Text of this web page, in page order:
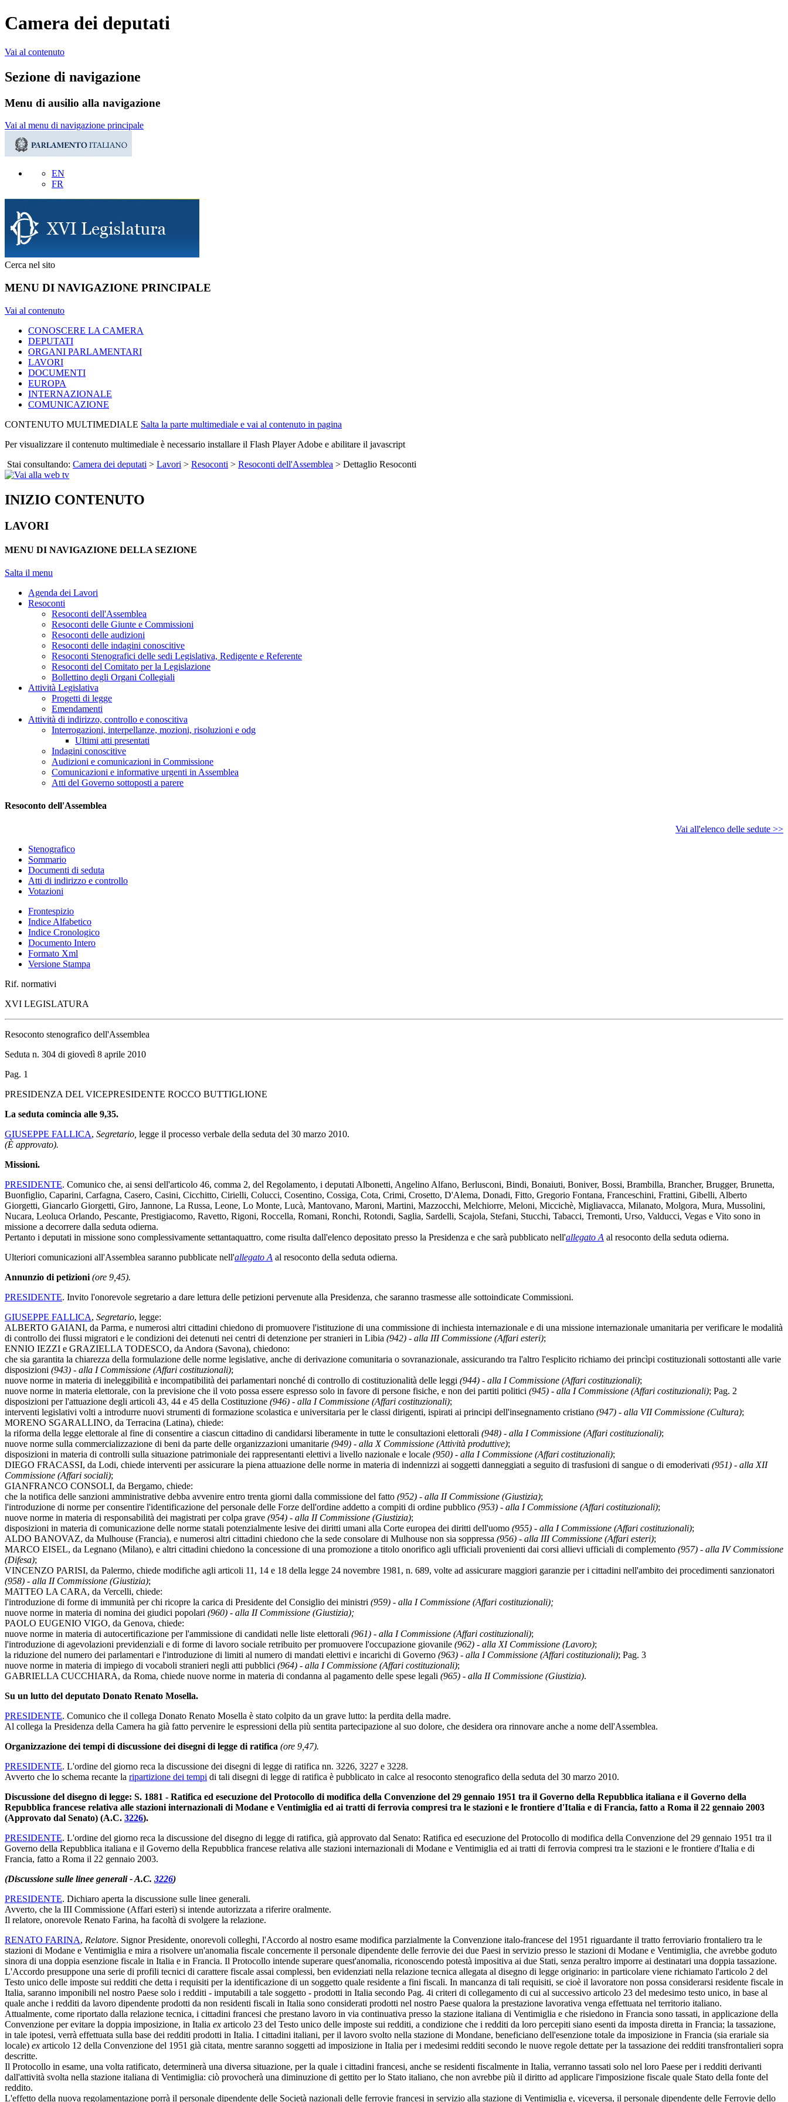
Camera dei deputati
Vai al contenuto
Sezione di navigazione
Menu di ausilio alla navigazione
Vai al menu di navigazione principale
EN
FR
Cerca nel sito
MENU DI NAVIGAZIONE PRINCIPALE
Vai al contenuto
CONOSCERE LA CAMERA
DEPUTATI
ORGANI PARLAMENTARI
LAVORI
DOCUMENTI
EUROPA
INTERNAZIONALE
COMUNICAZIONE
CONTENUTO MULTIMEDIALE Salta la parte multimediale e vai al contenuto in pagina
Per visualizzare il contenuto multimediale è necessario installare il Flash Player Adobe e abilitare il javascript
Stai consultando: Camera dei deputati > Lavori > Resoconti > Resoconti dell'Assemblea > Dettaglio Resoconti
INIZIO CONTENUTO
LAVORI
MENU DI NAVIGAZIONE DELLA SEZIONE
Salta il menu
Agenda dei Lavori
Resoconti
Resoconti dell'Assemblea
Resoconti delle Giunte e Commissioni
Resoconti delle audizioni
Resoconti delle indagini conoscitive
Resoconti Stenografici delle sedi Legislativa, Redigente e Referente
Resoconti del Comitato per la Legislazione
Bollettino degli Organi Collegiali
Attività Legislativa
Progetti di legge
Emendamenti
Attività di indirizzo, controllo e conoscitiva
Interrogazioni, interpellanze, mozioni, risoluzioni e odg
Ultimi atti presentati
Indagini conoscitive
Audizioni e comunicazioni in Commissione
Comunicazioni e informative urgenti in Assemblea
Atti del Governo sottoposti a parere
Resoconto dell'Assemblea
Vai all'elenco delle sedute >>
Stenografico
Sommario
Documenti di seduta
Atti di indirizzo e controllo
Votazioni
Frontespizio
Indice Alfabetico
Indice Cronologico
Documento Intero
Formato Xml
Versione Stampa
Rif. normativi
XVI LEGISLATURA
Resoconto stenografico dell'Assemblea
Seduta n. 304 di giovedì 8 aprile 2010
Pag. 1
PRESIDENZA DEL VICEPRESIDENTE ROCCO BUTTIGLIONE
La seduta comincia alle 9,35.
GIUSEPPE FALLICA, Segretario, legge il processo verbale della seduta del 30 marzo 2010.
(È approvato).
Missioni.
PRESIDENTE. Comunico che, ai sensi dell'articolo 46, comma 2, del Regolamento, i deputati Albonetti, Angelino Alfano, Berlusconi, Bindi, Bonaiuti, Boniver, Bossi, Brambilla, Brancher, Brugger, Brunetta,
Buonfiglio, Caparini, Carfagna, Casero, Casini, Cicchitto, Cirielli, Colucci, Cosentino, Cossiga, Cota, Crimi, Crosetto, D'Alema, Donadi, Fitto, Gregorio Fontana, Franceschini, Frattini, Gibelli, Alberto
Giorgetti, Giancarlo Giorgetti, Giro, Jannone, La Russa, Leone, Lo Monte, Lucà, Mantovano, Maroni, Martini, Mazzocchi, Melchiorre, Meloni, Miccichè, Migliavacca, Milanato, Molgora, Mura, Mussolini,
Nucara, Leoluca Orlando, Pescante, Prestigiacomo, Ravetto, Rigoni, Roccella, Romani, Ronchi, Rotondi, Saglia, Sardelli, Scajola, Stefani, Stucchi, Tabacci, Tremonti, Urso, Valducci, Vegas e Vito sono in
missione a decorrere dalla seduta odierna.
Pertanto i deputati in missione sono complessivamente settantaquattro, come risulta dall'elenco depositato presso la Presidenza e che sarà pubblicato nell'allegato A al resoconto della seduta odierna.
Ulteriori comunicazioni all'Assemblea saranno pubblicate nell'allegato A al resoconto della seduta odierna.
Annunzio di petizioni (ore 9,45).
PRESIDENTE. Invito l'onorevole segretario a dare lettura delle petizioni pervenute alla Presidenza, che saranno trasmesse alle sottoindicate Commissioni.
GIUSEPPE FALLICA, Segretario, legge:
ALBERTO GAIANI, da Parma, e numerosi altri cittadini chiedono di promuovere l'istituzione di una commissione di inchiesta internazionale e di una missione internazionale umanitaria per verificare le modalità
di controllo dei flussi migratori e le condizioni dei detenuti nei centri di detenzione per stranieri in Libia (942) - alla III Commissione (Affari esteri);
ENNIO IEZZI e GRAZIELLA TODESCO, da Andora (Savona), chiedono:
che sia garantita la chiarezza della formulazione delle norme legislative, anche di derivazione comunitaria o sovranazionale, assicurando tra l'altro l'esplicito richiamo dei princìpi costituzionali sottostanti alle varie
disposizioni (943) - alla I Commissione (Affari costituzionali);
nuove norme in materia di ineleggibilità e incompatibilità dei parlamentari nonché di controllo di costituzionalità delle leggi (944) - alla I Commissione (Affari costituzionali);
nuove norme in materia elettorale, con la previsione che il voto possa essere espresso solo in favore di persone fisiche, e non dei partiti politici (945) - alla I Commissione (Affari costituzionali); Pag. 2
disposizioni per l'attuazione degli articoli 43, 44 e 45 della Costituzione (946) - alla I Commissione (Affari costituzionali);
interventi legislativi volti a introdurre nuovi strumenti di formazione scolastica e universitaria per le classi dirigenti, ispirati ai principi dell'insegnamento cristiano (947) - alla VII Commissione (Cultura);
MORENO SGARALLINO, da Terracina (Latina), chiede:
la riforma della legge elettorale al fine di consentire a ciascun cittadino di candidarsi liberamente in tutte le consultazioni elettorali (948) - alla I Commissione (Affari costituzionali);
nuove norme sulla commercializzazione di beni da parte delle organizzazioni umanitarie (949) - alla X Commissione (Attività produttive);
disposizioni in materia di controlli sulla situazione patrimoniale dei rappresentanti elettivi a livello nazionale e locale (950) - alla I Commissione (Affari costituzionali);
DIEGO FRACASSI, da Lodi, chiede interventi per assicurare la piena attuazione delle norme in materia di indennizzi ai soggetti danneggiati a seguito di trasfusioni di sangue o di emoderivati (951) - alla XII
Commissione (Affari sociali);
GIANFRANCO CONSOLI, da Bergamo, chiede:
che la notifica delle sanzioni amministrative debba avvenire entro trenta giorni dalla commissione del fatto (952) - alla II Commissione (Giustizia);
l'introduzione di norme per consentire l'identificazione del personale delle Forze dell'ordine addetto a compiti di ordine pubblico (953) - alla I Commissione (Affari costituzionali);
nuove norme in materia di responsabilità dei magistrati per colpa grave (954) - alla II Commissione (Giustizia);
disposizioni in materia di comunicazione delle norme statali potenzialmente lesive dei diritti umani alla Corte europea dei diritti dell'uomo (955) - alla I Commissione (Affari costituzionali);
ALDO BANOVAZ, da Mulhouse (Francia), e numerosi altri cittadini chiedono che la sede consolare di Mulhouse non sia soppressa (956) - alla III Commissione (Affari esteri);
MARCO EISEL, da Legnano (Milano), e altri cittadini chiedono la concessione di una promozione a titolo onorifico agli ufficiali provenienti dai corsi allievi ufficiali di complemento (957) - alla IV Commissione
(Difesa);
VINCENZO PARISI, da Palermo, chiede modifiche agli articoli 11, 14 e 18 della legge 24 novembre 1981, n. 689, volte ad assicurare maggiori garanzie per i cittadini nell'ambito dei procedimenti sanzionatori
(958) - alla II Commissione (Giustizia);
MATTEO LA CARA, da Vercelli, chiede:
l'introduzione di forme di immunità per chi ricopre la carica di Presidente del Consiglio dei ministri (959) - alla I Commissione (Affari costituzionali);
nuove norme in materia di nomina dei giudici popolari (960) - alla II Commissione (Giustizia);
PAOLO EUGENIO VIGO, da Genova, chiede:
nuove norme in materia di autocertificazione per l'ammissione di candidati nelle liste elettorali (961) - alla I Commissione (Affari costituzionali);
l'introduzione di agevolazioni previdenziali e di forme di lavoro sociale retribuito per promuovere l'occupazione giovanile (962) - alla XI Commissione (Lavoro);
la riduzione del numero dei parlamentari e l'introduzione di limiti al numero di mandati elettivi e incarichi di Governo (963) - alla I Commissione (Affari costituzionali); Pag. 3
nuove norme in materia di impiego di vocaboli stranieri negli atti pubblici (964) - alla I Commissione (Affari costituzionali);
GABRIELLA CUCCHIARA, da Roma, chiede nuove norme in materia di condanna al pagamento delle spese legali (965) - alla II Commissione (Giustizia).
Su un lutto del deputato Donato Renato Mosella.
PRESIDENTE. Comunico che il collega Donato Renato Mosella è stato colpito da un grave lutto: la perdita della madre.
Al collega la Presidenza della Camera ha già fatto pervenire le espressioni della più sentita partecipazione al suo dolore, che desidera ora rinnovare anche a nome dell'Assemblea.
Organizzazione dei tempi di discussione dei disegni di legge di ratifica (ore 9,47).
PRESIDENTE. L'ordine del giorno reca la discussione dei disegni di legge di ratifica nn. 3226, 3227 e 3228.
Avverto che lo schema recante la ripartizione dei tempi di tali disegni di legge di ratifica è pubblicato in calce al resoconto stenografico della seduta del 30 marzo 2010.
Discussione del disegno di legge: S. 1881 - Ratifica ed esecuzione del Protocollo di modifica della Convenzione del 29 gennaio 1951 tra il Governo della Repubblica italiana e il Governo della
Repubblica francese relativa alle stazioni internazionali di Modane e Ventimiglia ed ai tratti di ferrovia compresi tra le stazioni e le frontiere d'Italia e di Francia, fatto a Roma il 22 gennaio 2003
(Approvato dal Senato) (A.C. 3226).
PRESIDENTE. L'ordine del giorno reca la discussione del disegno di legge di ratifica, già approvato dal Senato: Ratifica ed esecuzione del Protocollo di modifica della Convenzione del 29 gennaio 1951 tra il
Governo della Repubblica italiana e il Governo della Repubblica francese relativa alle stazioni internazionali di Modane e Ventimiglia ed ai tratti di ferrovia compresi tra le stazioni e le frontiere d'Italia e di
Francia, fatto a Roma il 22 gennaio 2003.
(Discussione sulle linee generali - A.C. 3226)
PRESIDENTE. Dichiaro aperta la discussione sulle linee generali.
Avverto, che la III Commissione (Affari esteri) si intende autorizzata a riferire oralmente.
Il relatore, onorevole Renato Farina, ha facoltà di svolgere la relazione.
RENATO FARINA, Relatore. Signor Presidente, onorevoli colleghi, l'Accordo al nostro esame modifica parzialmente la Convenzione italo-francese del 1951 riguardante il tratto ferroviario frontaliero tra le
stazioni di Modane e Ventimiglia e mira a risolvere un'anomalia fiscale concernente il personale dipendente delle ferrovie dei due Paesi in servizio presso le stazioni di Modane e Ventimiglia, che avrebbe goduto
sinora di una doppia esenzione fiscale in Italia e in Francia. Il Protocollo intende superare quest'anomalia, riconoscendo potestà impositiva ai due Stati, senza peraltro imporre ai destinatari una doppia tassazione.
L'Accordo presuppone una serie di profili tecnici di carattere fiscale assai complessi, ben evidenziati nella relazione tecnica allegata al disegno di legge originario: in particolare viene richiamato l'articolo 2 del
Testo unico delle imposte sui redditi che detta i requisiti per la identificazione di un soggetto quale residente a fini fiscali. In mancanza di tali requisiti, se cioè il lavoratore non possa considerarsi residente fiscale in
Italia, saranno imponibili nel nostro Paese solo i redditi - imputabili a tale soggetto - prodotti in Italia secondo Pag. 4i criteri di collegamento di cui al successivo articolo 23 del medesimo testo unico, in base al
quale anche i redditi da lavoro dipendente prodotti da non residenti fiscali in Italia sono considerati prodotti nel nostro Paese qualora la prestazione lavorativa venga effettuata nel territorio italiano.
Attualmente, come riportato dalla relazione tecnica, i cittadini francesi che prestano lavoro in via continuativa presso la stazione italiana di Ventimiglia e che risiedono in Francia sono tassati, in applicazione della
Convenzione per evitare la doppia imposizione, in Italia ex articolo 23 del Testo unico delle imposte sui redditi, a condizione che i redditi da loro percepiti siano esenti da imposta diretta in Francia; la tassazione,
in tale ipotesi, verrà effettuata sulla base dei redditi prodotti in Italia. I cittadini italiani, per il lavoro svolto nella stazione di Mondane, beneficiano dell'esenzione totale da imposizione in Francia (sia erariale sia
locale) ex articolo 12 della Convenzione del 1951 già citata, mentre saranno soggetti ad imposizione in Italia per i medesimi redditi secondo le nuove regole dettate per la tassazione dei redditi transfrontalieri sopra
descritte.
Il Protocollo in esame, una volta ratificato, determinerà una diversa situazione, per la quale i cittadini francesi, anche se residenti fiscalmente in Italia, verranno tassati solo nel loro Paese per i redditi derivanti
dall'attività svolta nella stazione italiana di Ventimiglia: ciò provocherà una diminuzione di gettito per lo Stato italiano, che non avrebbe più il diritto ad applicare l'imposizione fiscale quale Stato della fonte del
reddito.
L'effetto della nuova regolamentazione porrà il personale dipendente delle Società nazionali delle ferrovie francesi in servizio alla stazione di Ventimiglia e, viceversa, il personale dipendente delle Ferrovie dello